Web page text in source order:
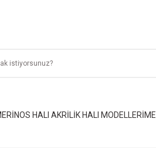
HALI AKRİLİK HALI MODELLERİ